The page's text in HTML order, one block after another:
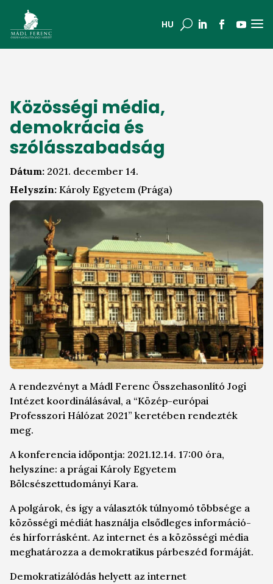
HU U a
Közösségi média,
demokrácia és
szólásszabadság
Dátum: 2021. december 14.
Helyszín: Károly Egyetem (Prága)
A rendezvényt a Mádl Ferenc Összehasonlító Jogi
Intézet koordinálásával, a “Közép-európai
Professzori Hálózat 2021” keretében rendezték
meg.
A konferencia időpontja: 2021.12.14. 17:00 óra,
helyszíne: a prágai Károly Egyetem
Bölcsészettudományi Kara.
A polgárok, és így a választók túlnyomó többsége a
közösségi médiát használja elsődleges információ-
és hírforrásként. Az internet és a közösségi média
meghatározza a demokratikus párbeszéd formáját.
Demokratizálódás helyett az internet